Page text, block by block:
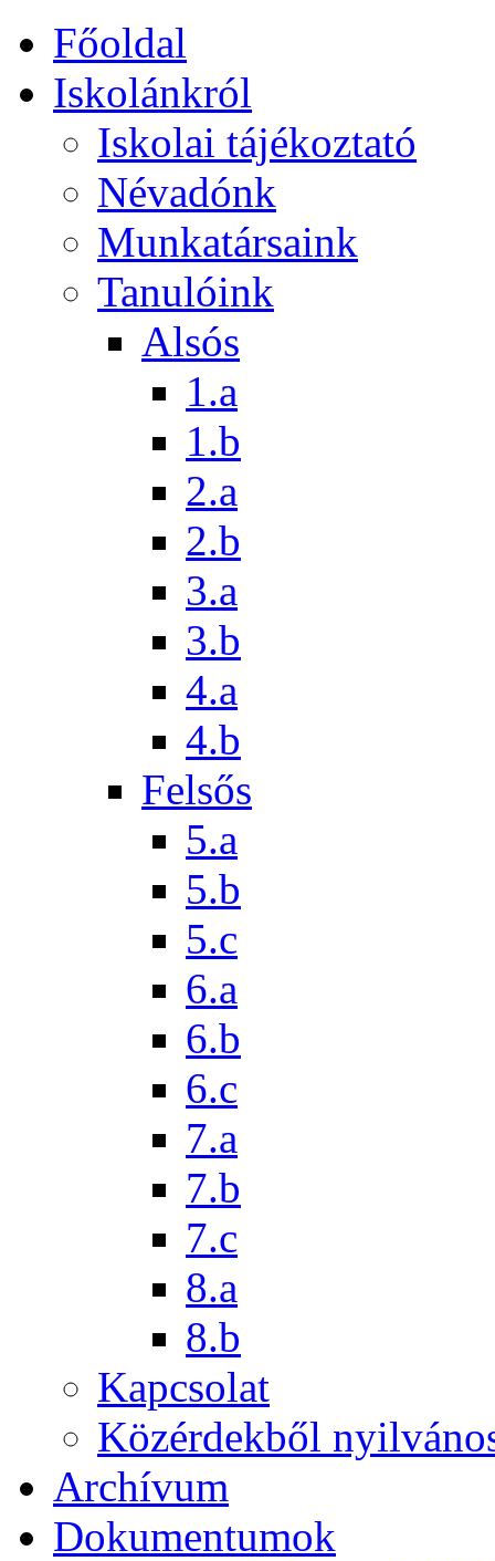
Főoldal
Iskolánkról
Iskolai tájékoztató
Névadónk
Munkatársaink
Tanulóink
Alsós
1.a
1.b
2.a
2.b
3.a
3.b
4.a
4.b
Felsős
5.a
5.b
5.c
6.a
6.b
6.c
7.a
7.b
7.c
8.a
8.b
Kapcsolat
Közérdekből
Archívum
Dokumentumok